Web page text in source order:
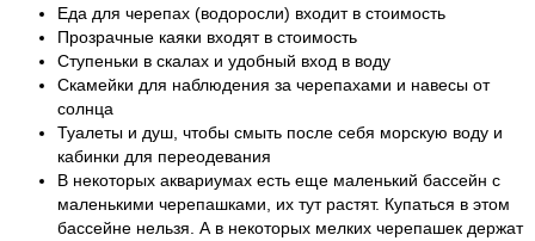
Еда для черепах (водоросли) входит в стоимость
Прозрачные каяки входят в стоимость
Ступеньки в скалах и удобный вход в воду
Скамейки для наблюдения за черепахами и навесы от
солнца
Туалеты и душ, чтобы смыть после себя морскую воду и
кабинки для переодевания
В некоторых аквариумах есть еще маленький бассейн с
маленькими черепашками, их тут растят. Купаться в этом
бассейне нельзя. А в некоторых мелких черепашек держат